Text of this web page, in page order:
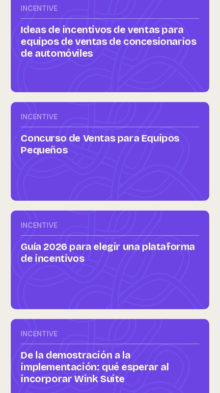
INCENTIVE
Ideas de incentivos de ventas para
equipos de ventas de concesionarios
de automóviles
INCENTIVE
Concurso de Ventas para Equipos
Pequeños
INCENTIVE
Guía 2026 para elegir una plataforma
de incentivos
INCENTIVE
De la demostración a la
implementación: qué esperar al
incorporar Wink Suite